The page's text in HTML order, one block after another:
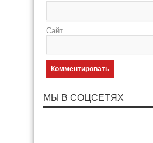
Сайт
МЫ В СОЦСЕТЯХ